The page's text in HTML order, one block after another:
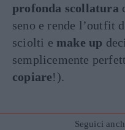
profonda scollatura
seno e rende l’outfit
sciolti e make up
semplicemente
copiare!).
Seguici